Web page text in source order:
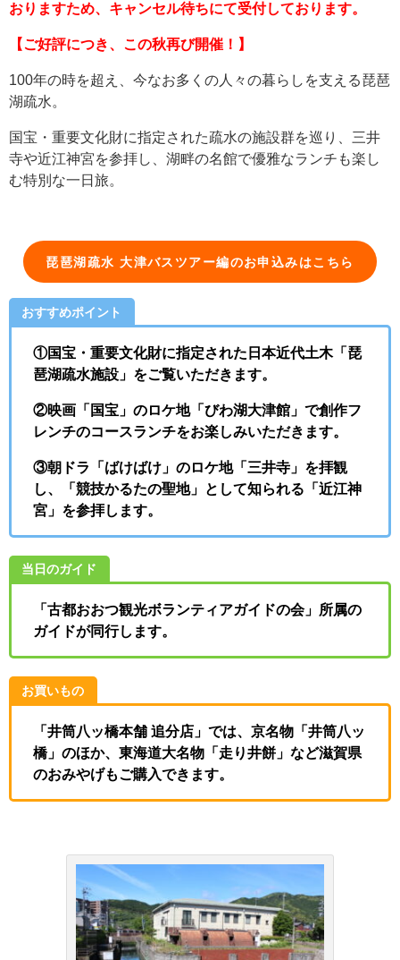
おりますため、キャンセル待ちにて受付しております。
【ご好評につき、この秋再び開催！】
100年の時を超え、今なお多くの人々の暮らしを支える琵琶
湖疏水。
国宝・重要文化財に指定された疏水の施設群を巡り、三井
寺や近江神宮を参拝し、湖畔の名館で優雅なランチも楽し
む特別な一日旅。
琵琶湖疏水 大津バスツアー編のお申込みはこちら
おすすめポイント
①国宝・重要文化財に指定された日本近代土木「琵
琶湖疏水施設」をご覧いただきます。
②映画「国宝」のロケ地「びわ湖大津館」で創作フ
レンチのコースランチをお楽しみいただきます。
③朝ドラ「ばけばけ」のロケ地「三井寺」を拝観
し、「競技かるたの聖地」として知られる「近江神
宮」を参拝します。
当日のガイド
「古都おおつ観光ボランティアガイドの会」所属の
ガイドが同行します。
お買いもの
「井筒八ッ橋本舗 追分店」では、京名物「井筒八ッ
橋」のほか、東海道大名物「走り井餅」など滋賀県
のおみやげもご購入できます。